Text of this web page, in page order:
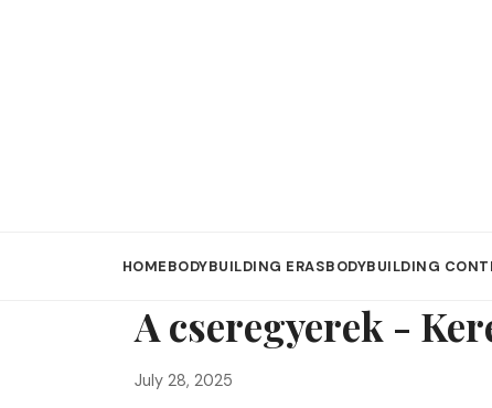
HOMEBODYBUILDING ERASBODYBUILDING
A cseregyerek -
July 28, 2025